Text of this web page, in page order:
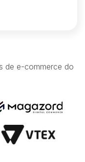
de e-commerce do